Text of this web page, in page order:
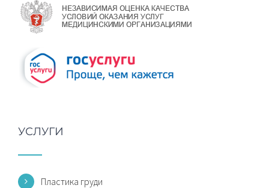
УСЛУГИ
Пластика груди